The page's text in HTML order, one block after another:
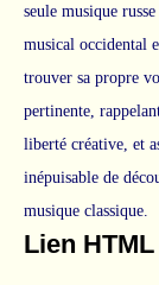
seule musique
musical occidental
trouver sa propre
pertinente,
liberté créative, et
inépuisable de
musique classique.
Lien